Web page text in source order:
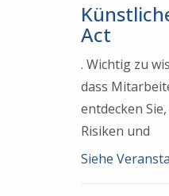
Act
. Wichtig zu
dass
entdecken
Risiken und
Siehe